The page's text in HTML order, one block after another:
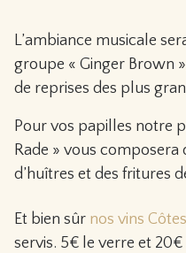
L’ambiance musicale
groupe « Ginger Brown
de reprises des plus
Pour vos papilles notre
Rade » vous composera
d’huîtres et des fritures
Et bien sûr nos vins
servis. 5€ le verre et